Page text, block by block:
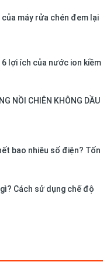
thường nhật khác
máy rửa chén đem lại
lợi ích của nước ion kiềm
NỒI CHIÊN KHÔNG DẦU
bao nhiêu số điện? Tốn
Cách sử dụng chế độ